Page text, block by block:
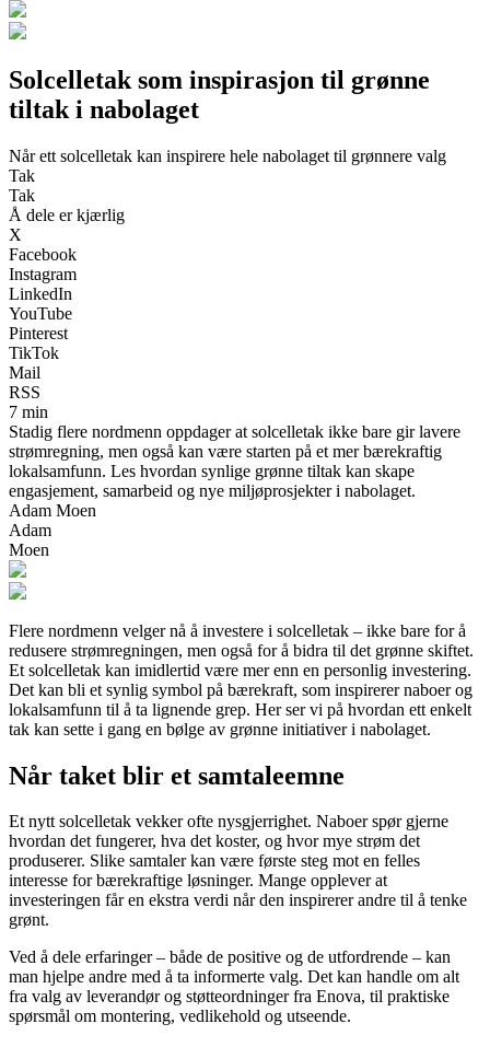
Solcelletak som inspirasjon til grønne
tiltak i nabolaget
Når ett solcelletak kan inspirere hele nabolaget til grønnere valg
Tak
Tak
Å dele er kjærlig
X
Facebook
Instagram
LinkedIn
YouTube
Pinterest
TikTok
Mail
RSS
7 min
Stadig flere nordmenn oppdager at solcelletak ikke bare gir lavere
strømregning, men også kan være starten på et mer bærekraftig
lokalsamfunn. Les hvordan synlige grønne tiltak kan skape
engasjement, samarbeid og nye miljøprosjekter i nabolaget.
Adam Moen
Adam
Moen
Flere nordmenn velger nå å investere i solcelletak – ikke bare for å
redusere strømregningen, men også for å bidra til det grønne skiftet.
Et solcelletak kan imidlertid være mer enn en personlig investering.
Det kan bli et synlig symbol på bærekraft, som inspirerer naboer og
lokalsamfunn til å ta lignende grep. Her ser vi på hvordan ett enkelt
tak kan sette i gang en bølge av grønne initiativer i nabolaget.
Når taket blir et samtaleemne
Et nytt solcelletak vekker ofte nysgjerrighet. Naboer spør gjerne
hvordan det fungerer, hva det koster, og hvor mye strøm det
produserer. Slike samtaler kan være første steg mot en felles
interesse for bærekraftige løsninger. Mange opplever at
investeringen får en ekstra verdi når den inspirerer andre til å tenke
grønt.
Ved å dele erfaringer – både de positive og de utfordrende – kan
man hjelpe andre med å ta informerte valg. Det kan handle om alt
fra valg av leverandør og støtteordninger fra Enova, til praktiske
spørsmål om montering, vedlikehold og utseende.